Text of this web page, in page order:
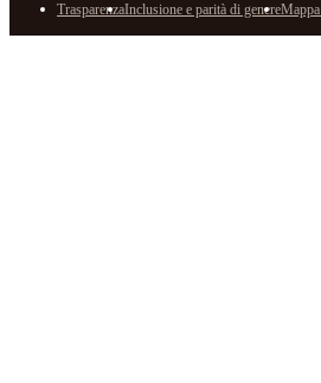
TrasparenzaInclusione e parità di genere